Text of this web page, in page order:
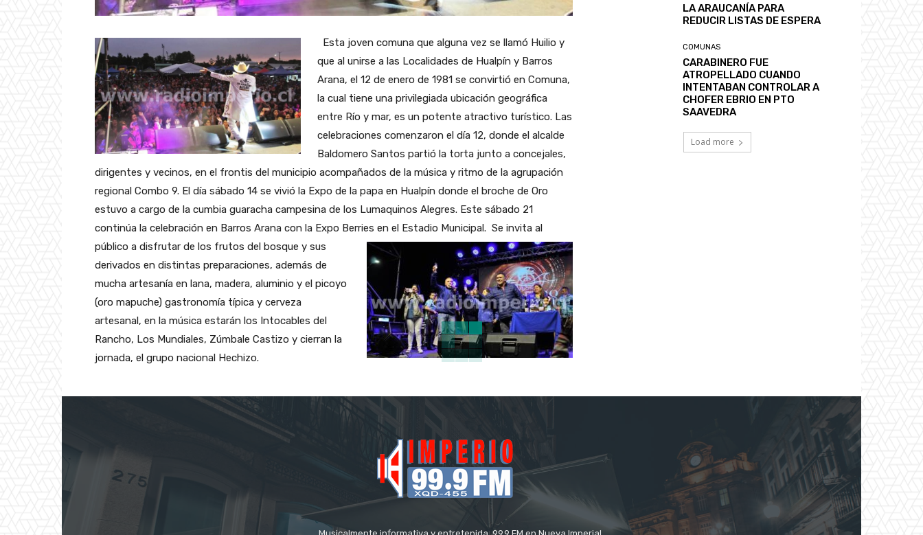
Esta joven comuna que alguna vez se llamó Huilio y
que al unirse a las Localidades de Hualpín y Barros
Arana, el 12 de enero de 1981 se convirtió en Comuna,
la cual tiene una privilegiada ubicación geográfica
entre Río y mar, es un potente atractivo turístico. Las
celebraciones comenzaron el día 12, donde el alcalde
Baldomero Santos partió la torta junto a concejales,
dirigentes y vecinos, en el frontis del municipio acompañados de la música y ritmo de la agrupación
regional Combo 9. El día sábado 14 se vivió la Expo de la papa en Hualpín donde el broche de Oro
estuvo a cargo de la cumbia guaracha campesina de los Lumaquinos Alegres. Este sábado 21
continúa la celebración en Barros Arana con la Expo Berries en el Estadio Municipal. Se invita al
público a disfrutar de los frutos del bosque y sus
derivados en distintas preparaciones, además de
mucha artesanía en lana, madera, aluminio y el picoyo
(oro mapuche) gastronomía típica y cerveza
artesanal, en la música estarán los Intocables del
Rancho, Los Mundiales, Zúmbale Castizo y cierran la
jornada, el grupo nacional Hechizo.
LA ARAUCANÍA PARA
REDUCIR LISTAS DE ESPERA
COMUNAS
CARABINERO FUE
ATROPELLADO CUANDO
INTENTABAN CONTROLAR A
CHOFER EBRIO EN PTO
SAAVEDRA
Load more